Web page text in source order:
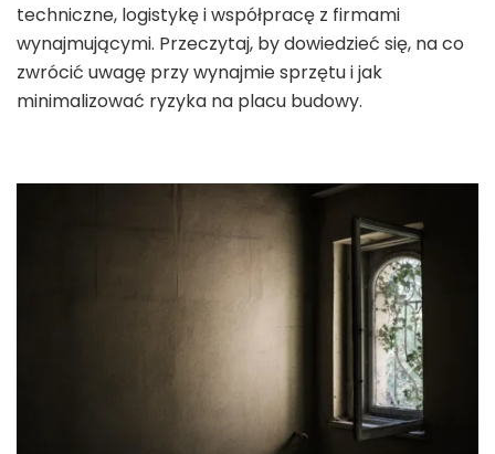
techniczne, logistykę i współpracę z firmami
wynajmującymi. Przeczytaj, by dowiedzieć się, na co
zwrócić uwagę przy wynajmie sprzętu i jak
minimalizować ryzyka na placu budowy.